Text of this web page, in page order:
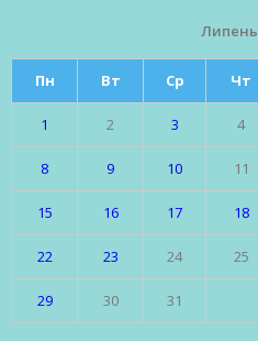
Липень
Пн Вт Ср Чт
1 2 3 4
8 9 10 11
15 16 17 18
22 23 24 25
29 30 31